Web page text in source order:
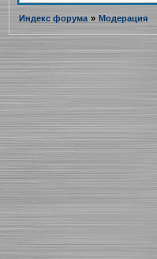
Индекс форума » Модерация